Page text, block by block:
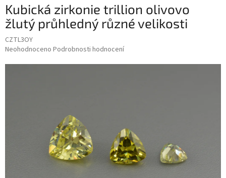
Kubická zirkonie trillion olivovo
žlutý průhledný různé velikosti
CZTL3OY
Průměrné
Neohodnoceno Podrobnosti hodnocení